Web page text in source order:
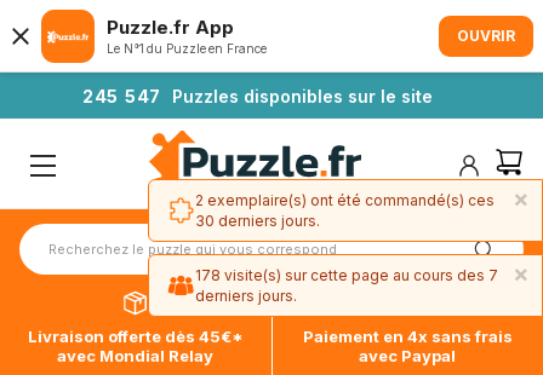
245 547 Puzzles disponibles sur le site
Livraison offerte dès 45€*
avec Mondial Relay
Paiement en 4x sans frais
avec Paypal
Puzzle.fr App
Le N°1 du Puzzle en France
OUVRIR
×
2 exemplaire(s) ont été commandé(s) ces
30 derniers jours.
×
178 visite(s) sur cette page au cours des 7
derniers jours.